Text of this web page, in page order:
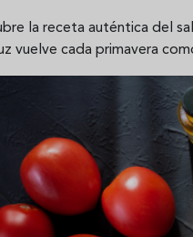
la receta auténtica del
vuelve cada primavera
el aperitivo estrella